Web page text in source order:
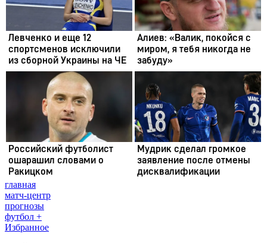
главная
матч-центр
прогнозы
футбол +
Избранное